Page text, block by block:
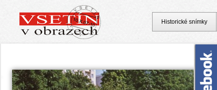
Historické snímky